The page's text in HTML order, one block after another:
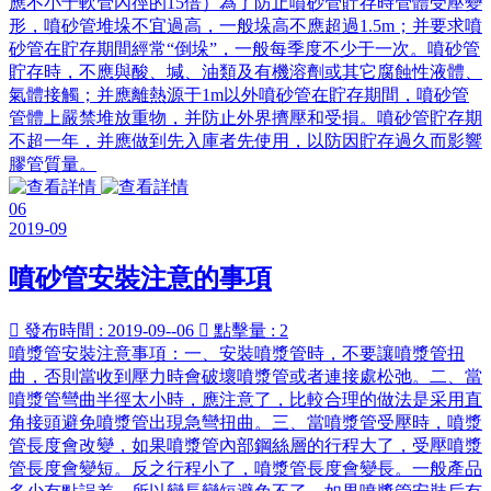
形，噴砂管堆垛不宜過高，一般垛高不應超過1.5m；并要求噴
砂管在貯存期間經常“倒垛”，一般每季度不少于一次。噴砂管
貯存時，不應與酸、堿、油類及有機溶劑或其它腐蝕性液體、
氣體接觸；并應離熱源于1m以外噴砂管在貯存期間，噴砂管
管體上嚴禁堆放重物，并防止外界擠壓和受損。噴砂管貯存期
不超一年，并應做到先入庫者先使用，以防因貯存過久而影響
膠管質量。
06
2019-09
噴砂管安裝注意的事項
 發布時間 : 2019-09--06  點擊量 : 2
噴漿管安裝注意事項：一、安裝噴漿管時，不要讓噴漿管扭
曲，否則當收到壓力時會破壞噴漿管或者連接處松弛。二、當
噴漿管彎曲半徑太小時，應注意了，比較合理的做法是采用直
角接頭避免噴漿管出現急彎扭曲。三、當噴漿管受壓時，噴漿
管長度會改變，如果噴漿管內部鋼絲層的行程大了，受壓噴漿
管長度會變短。反之行程小了，噴漿管長度會變長。一般產品